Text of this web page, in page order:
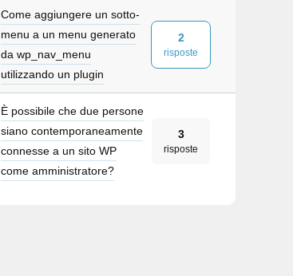
Come aggiungere un sotto-
menu a un menu generato
da wp_nav_menu
utilizzando un plugin
2
risposte
È possibile che due persone
siano contemporaneamente
connesse a un sito WP
come amministratore?
3
risposte